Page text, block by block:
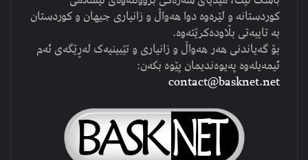
کوردستانە و لێرەوە دوا هەواڵ و زانیاری جیهان و کوردستان
بە تایبەتی بڵاودەکرێتەوە.
بۆ گەیاندنی هەر هەواڵ و زانیاری و تێبینیەک لەڕێگەی ئەم
ئیمەیلەوە پەیوەندیمان پێوە بکەن:
contact@basknet.net